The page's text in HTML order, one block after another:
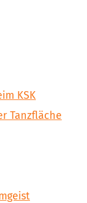
KSK
Tanzfläche